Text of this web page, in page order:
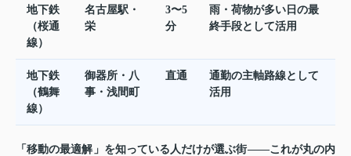
地下鉄
（桜通
線）
名古屋駅・
栄
3〜5
分
雨・荷物が多い日の最
終手段として活用
地下鉄
（鶴舞
線）
御器所・八
事・浅間町
直通
通勤の主軸路線として
活用
「移動の最適解」を知っている人だけが選ぶ街——これが丸の内